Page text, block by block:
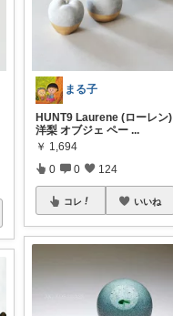
まる子
HUNT9 Laurene (ローレン)
洋梨 オブジェ ペー ...
￥ 1,694
0 0 124
コレ いいね